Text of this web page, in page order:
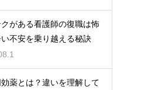
がある看護師の復職は怖
不安を乗り越える秘訣
薬とは？違いを理解して